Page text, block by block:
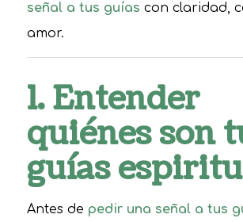
señal a tus guías con claridad,
amor.
1. Entender
quiénes son
guías
Antes de pedir una señal a tus